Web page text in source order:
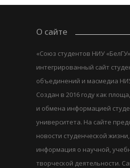
О сайте
«Союз студентов НИУ
интегрированный сайт
объединений и масмедиа
Создан в 2016 году как
и обмена информацией
университета. На сайте
новости студенческой
информация о научной,
творческой деятельности.